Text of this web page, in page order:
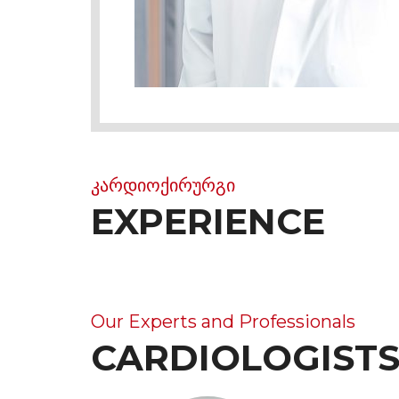
კარდიოქირურგი
EXPERIENCE
Our Experts and Professionals
CARDIOLOGISTS